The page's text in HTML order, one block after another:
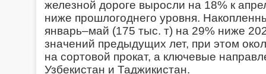
железной дороге выросли на 18% к
ниже прошлогоднего уровня.
январь–май (175 тыс. т) на 29% ниже
значений предыдущих лет, при этом
на сортовой прокат, а ключевые
Узбекистан и Таджикистан.